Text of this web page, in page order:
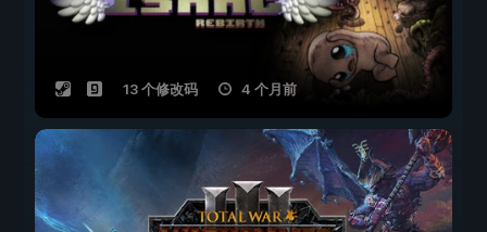
13 个修改码 4 个月前